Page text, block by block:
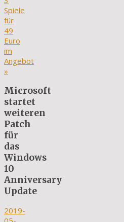
Spiele
für
49
Euro
im
Angebot
»
Microsoft
startet
weiteren
Patch
für
das
Windows
10
Anniversary
Update
2019-